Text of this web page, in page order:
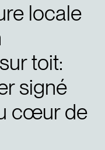
locale
toit:
signé
cœur de